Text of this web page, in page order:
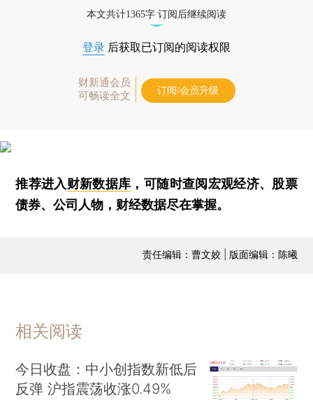
本文共计1365字 订阅后继续阅读
登录 后获取已订阅的阅读权限
财新通会员
可畅读全文
订阅/会员升级
推荐进入财新数据库 ，可随时查阅宏观经济、股票
债券、公司人物，财经数据尽在掌握。
责任编辑：曹文姣 | 版面编辑：陈曦
相关阅读
今日收盘：中小创指数新低后
反弹 沪指震荡收涨0.49%